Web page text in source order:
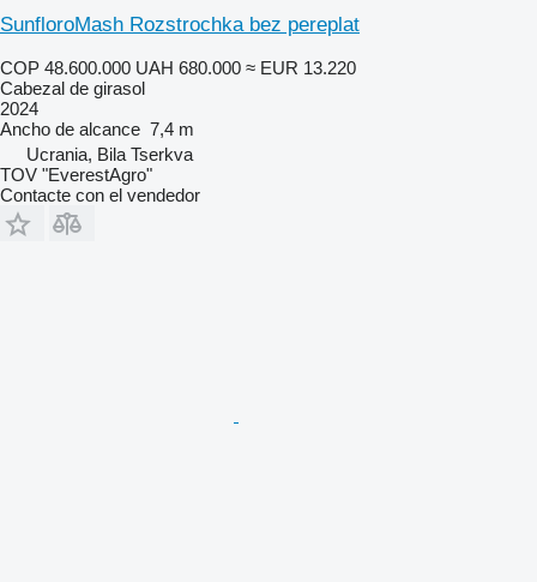
SunfloroMash Rozstrochka bez pereplat
COP 48.600.000 UAH 680.000 ≈ EUR 13.220
Cabezal de girasol
2024
Ancho de alcance 7,4 m
Ucrania, Bila Tserkva
TOV "EverestAgro"
Contacte con el vendedor